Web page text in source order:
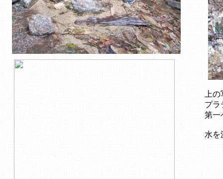
上
プラ
第一
水を